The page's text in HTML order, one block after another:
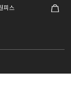
피스